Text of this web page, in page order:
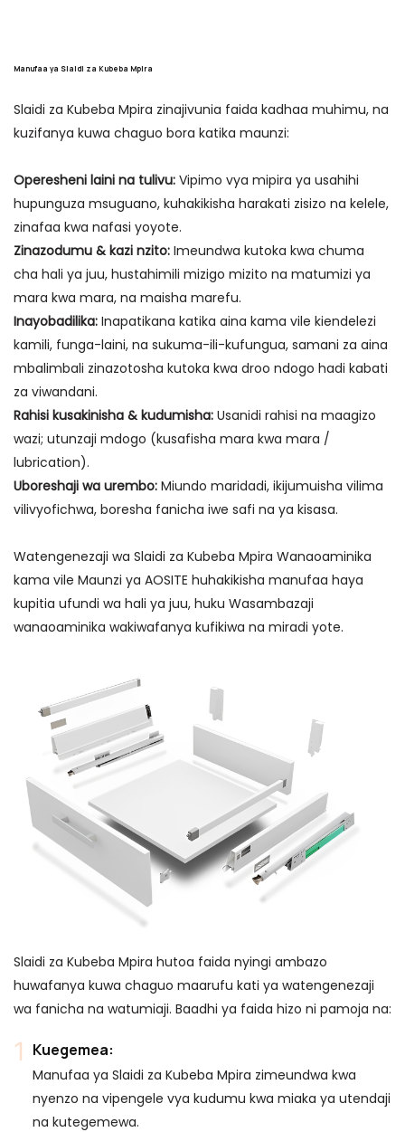
Manufaa ya Slaidi za Kubeba Mpira
Slaidi za Kubeba Mpira zinajivunia faida kadhaa muhimu, na
kuzifanya kuwa chaguo bora katika maunzi:
Operesheni laini na tulivu: Vipimo vya mipira ya usahihi
hupunguza msuguano, kuhakikisha harakati zisizo na kelele,
zinafaa kwa nafasi yoyote.
Zinazodumu & kazi nzito: Imeundwa kutoka kwa chuma
cha hali ya juu, hustahimili mizigo mizito na matumizi ya
mara kwa mara, na maisha marefu.
Inayobadilika: Inapatikana katika aina kama vile kiendelezi
kamili, funga-laini, na sukuma-ili-kufungua, samani za aina
mbalimbali zinazotosha kutoka kwa droo ndogo hadi kabati
za viwandani.
Rahisi kusakinisha & kudumisha: Usanidi rahisi na maagizo
wazi; utunzaji mdogo (kusafisha mara kwa mara /
lubrication).
Uboreshaji wa urembo: Miundo maridadi, ikijumuisha vilima
vilivyofichwa, boresha fanicha iwe safi na ya kisasa.
Watengenezaji wa Slaidi za Kubeba Mpira Wanaoaminika
kama vile Maunzi ya AOSITE huhakikisha manufaa haya
kupitia ufundi wa hali ya juu, huku Wasambazaji
wanaoaminika wakiwafanya kufikiwa na miradi yote.
Slaidi za Kubeba Mpira hutoa faida nyingi ambazo
huwafanya kuwa chaguo maarufu kati ya watengenezaji
wa fanicha na watumiaji. Baadhi ya faida hizo ni pamoja na:
Kuegemea:
Manufaa ya Slaidi za Kubeba Mpira zimeundwa kwa
nyenzo na vipengele vya kudumu kwa miaka ya utendaji
na kutegemewa.